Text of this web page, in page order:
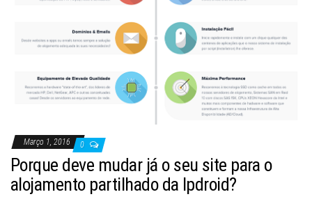
Março 1, 2016 0
Porque deve mudar já o seu site para o
alojamento partilhado da Ipdroid?